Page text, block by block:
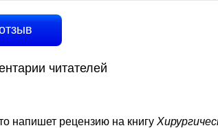
читателей
напишет рецензию на книгу